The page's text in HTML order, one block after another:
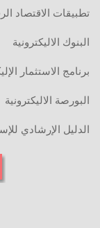
تطبيقات الاقتصاد
البنوك الاليكترونية
برنامج الاستثمار
البورصة الاليكترونية
الدليل الإرشادي